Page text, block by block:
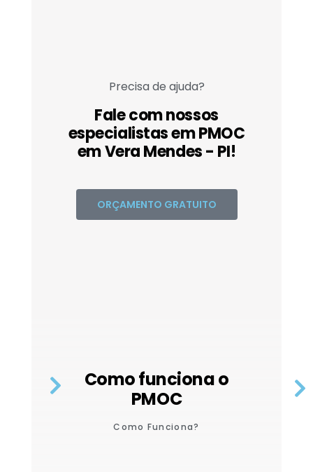
Precisa de ajuda?
Fale com nossos
especialistas em PMOC
em Vera Mendes - PI!
ORÇAMENTO GRATUITO
Como funciona o
PMOC
Como Funciona?